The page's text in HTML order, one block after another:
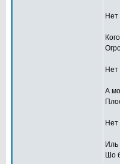
Нет
Нет
А
Нет
Шо